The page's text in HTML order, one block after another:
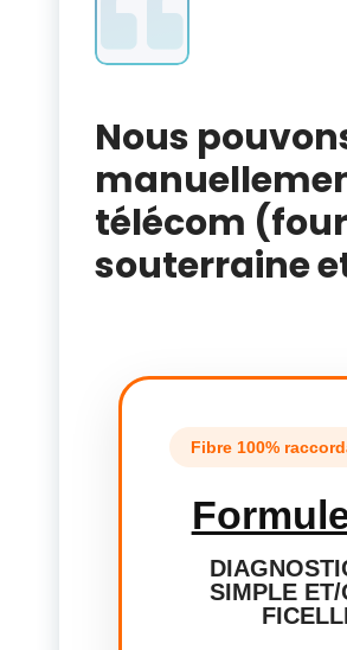
Nous
télécom
souterraine
Fibre 100%
SIMPLE